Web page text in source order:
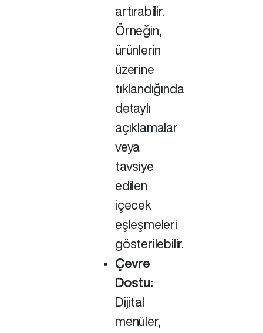
artırabilir.
Örneğin,
ürünlerin
üzerine
tıklandığında
detaylı
açıklamalar
veya
tavsiye
edilen
içecek
eşleşmeleri
gösterilebilir.
Çevre
Dostu:
Dijital
menüler,